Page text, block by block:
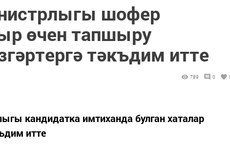
шофер
өчен тапшыру
тәкъдим итте
789 0
кандидатка имтиханда булган хаталар
итте